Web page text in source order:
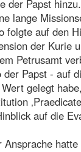
der Papst hinzu.
lange
folgte auf den
der Kurie
Petrusamt
Papst - auf
gelegt
auf die
Ansprache